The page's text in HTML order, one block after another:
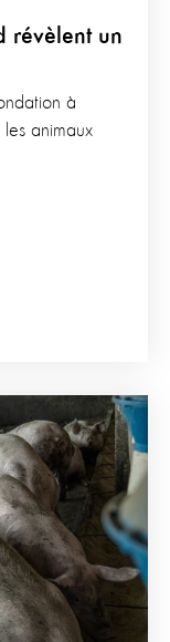
révèlent un
à
animaux